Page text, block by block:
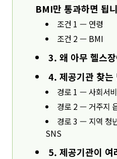
BMI만 통과하면 됩
조건 1 — 연령
조건 2 — BMI
3. 왜 아무 헬스
4. 제공기관 찾
경로 1 — 사회서
경로 2 — 거주지
경로 3 — 지역 청
SNS
5. 제공기관이